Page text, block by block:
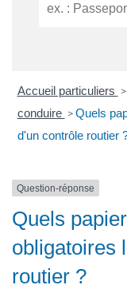
Accueil particuliers >
conduire > Quels
d'un contrôle routier
Question-réponse
Quels
obligatoires
routier ?